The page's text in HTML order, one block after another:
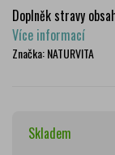
Doplněk stravy
Více informací
Značka:NATURVITA
Skladem